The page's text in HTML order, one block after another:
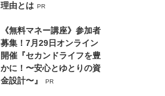
理由とは PR
《無料マネー講座》参加者
募集！7月29日オンライン
開催『セカンドライフを豊
かに！〜安心とゆとりの資
金設計〜』
PR